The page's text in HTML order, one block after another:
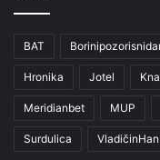
BAT
Hronika Jotel
Meridianbet MUP
Surdulica VladičinHan